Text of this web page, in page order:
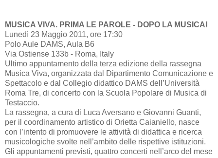
MUSICA VIVA. PRIMA LE PAROLE - DOPO LA MUSICA!
Lunedì 23 Maggio 2011, ore 17:30
Polo Aule DAMS, Aula B6
Via Ostiense 133b - Roma, Italy
Ultimo appuntamento della terza edizione della rassegna
Musica Viva, organizzata dal Dipartimento Comunicazione e
Spettacolo e dal Collegio didattico DAMS dell’Università
Roma Tre, di concerto con la Scuola Popolare di Musica di
Testaccio.
La rassegna, a cura di Luca Aversano e Giovanni Guanti,
per il coordinamento artistico di Orietta Caianiello, nasce
con l’intento di promuovere le attività di didattica e ricerca
musicologiche svolte nell’ambito delle rispettive istituzioni.
Gli appuntamenti previsti, quattro concerti nell’arco del mese